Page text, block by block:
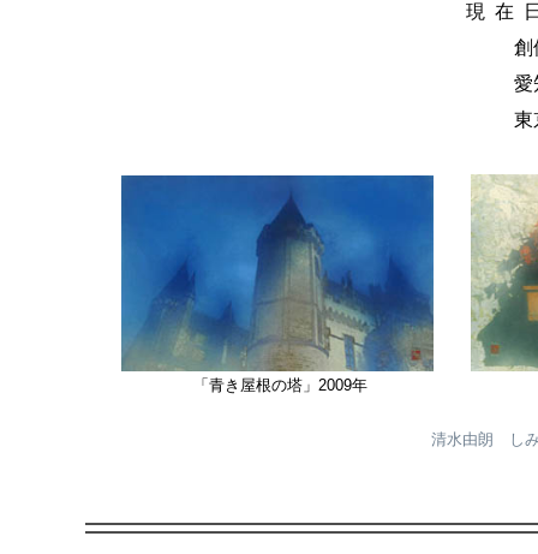
現 在
創価
愛知
東京
「青き屋根の塔」2009年
清水由朗 し